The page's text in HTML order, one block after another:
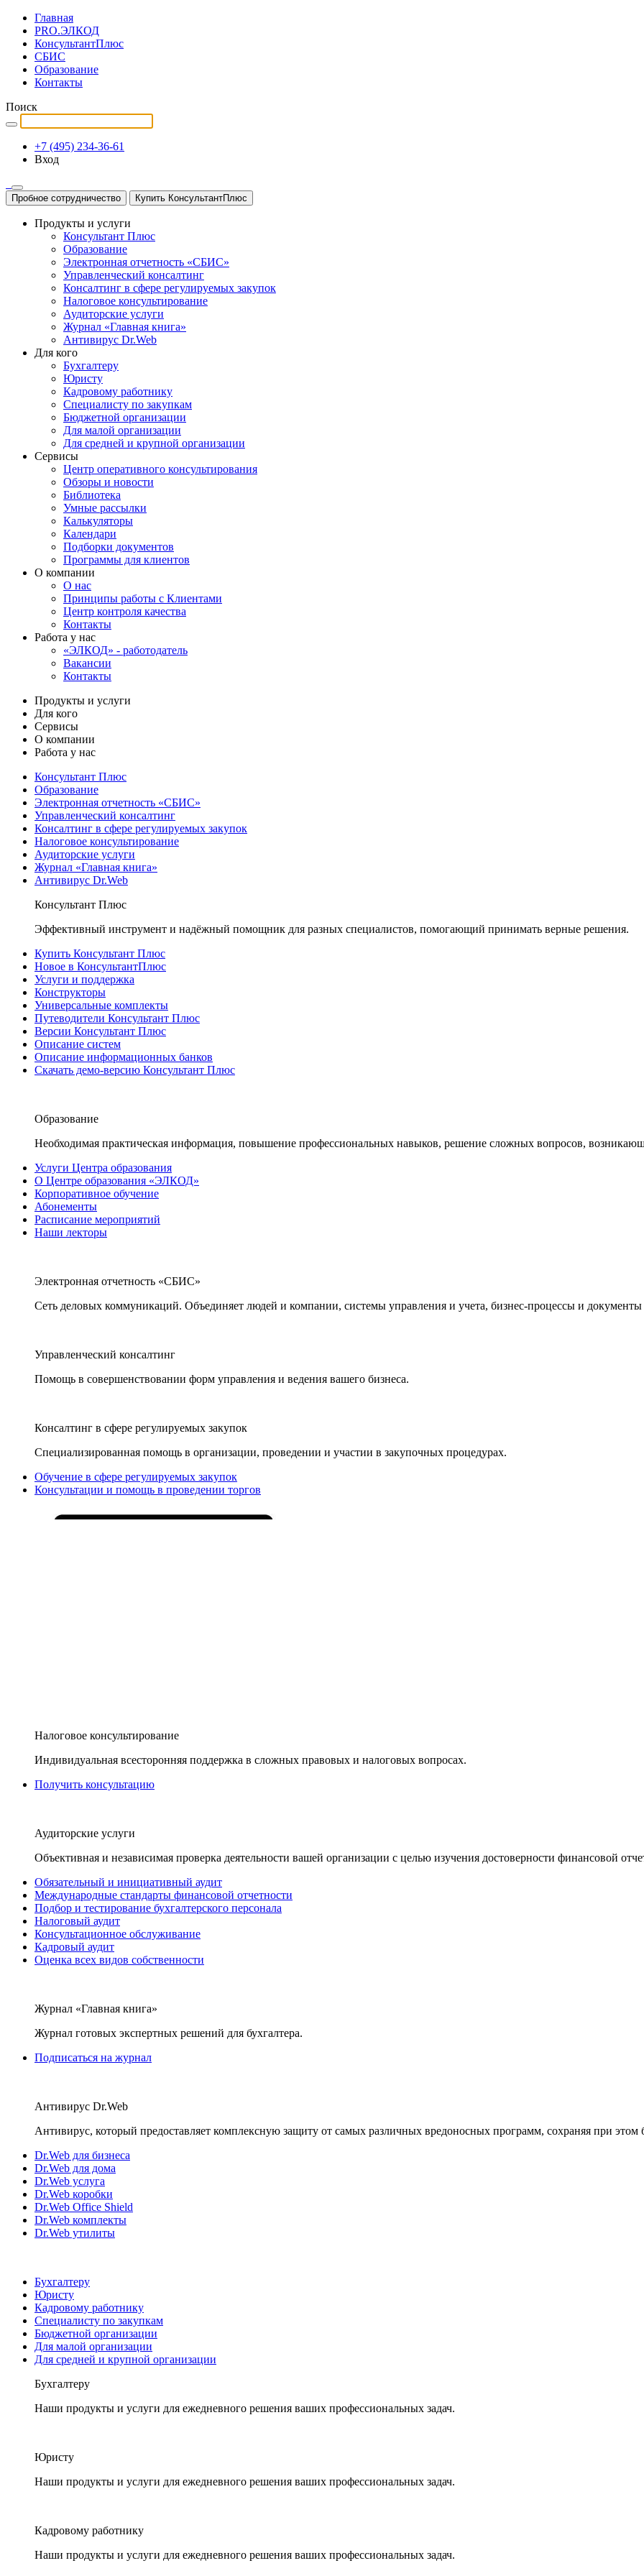
Главная
PRO.ЭЛКОД
КонсультантПлюс
СБИС
Образование
Контакты
Поиск
+7 (495) 234-36-61
Вход
Пробное сотрудничество Купить КонсультантПлюс
Продукты и услуги
Консультант Плюс
Образование
Электронная отчетность «СБИС»
Управленческий консалтинг
Консалтинг в сфере регулируемых закупок
Налоговое консультирование
Аудиторские услуги
Журнал «Главная книга»
Антивирус Dr.Web
Для кого
Бухгалтеру
Юристу
Кадровому работнику
Специалисту по закупкам
Бюджетной организации
Для малой организации
Для средней и крупной организации
Сервисы
Центр оперативного консультирования
Обзоры и новости
Библиотека
Умные рассылки
Калькуляторы
Календари
Подборки документов
Программы для клиентов
О компании
О нас
Принципы работы с Клиентами
Центр контроля качества
Контакты
Работа у нас
«ЭЛКОД» - работодатель
Вакансии
Контакты
Продукты и услуги
Для кого
Сервисы
О компании
Работа у нас
Консультант Плюс
Образование
Электронная отчетность «СБИС»
Управленческий консалтинг
Консалтинг в сфере регулируемых закупок
Налоговое консультирование
Аудиторские услуги
Журнал «Главная книга»
Антивирус Dr.Web
Консультант Плюс
Эффективный инструмент и надёжный помощник для разных специалистов, помогающий принимать верные решения.
Купить Консультант Плюс
Новое в КонсультантПлюс
Услуги и поддержка
Конструкторы
Универсальные комплекты
Путеводители Консультант Плюс
Версии Консультант Плюс
Описание систем
Описание информационных банков
Скачать демо-версию Консультант Плюс
Образование
Необходимая практическая информация, повышение профессиональных навыков, решение сложных вопросов,
Услуги Центра образования
О Центре образования «ЭЛКОД»
Корпоративное обучение
Абонементы
Расписание мероприятий
Наши лекторы
Электронная отчетность «СБИС»
Сеть деловых коммуникаций. Объединяет людей и компании, системы управления и учета, бизнес-процессы и документы
Управленческий консалтинг
Помощь в совершенствовании форм управления и ведения вашего бизнеса.
Консалтинг в сфере регулируемых закупок
Специализированная помощь в организации, проведении и участии в закупочных процедурах.
Обучение в сфере регулируемых закупок
Консультации и помощь в проведении торгов
Налоговое консультирование
Индивидуальная всесторонняя поддержка в сложных правовых и налоговых вопросах.
Получить консультацию
Аудиторские услуги
Объективная и независимая проверка деятельности вашей организации с целью изучения достоверности финансовой
Обязательный и инициативный аудит
Международные стандарты финансовой отчетности
Подбор и тестирование бухгалтерского персонала
Налоговый аудит
Консультационное обслуживание
Кадровый аудит
Оценка всех видов собственности
Журнал «Главная книга»
Журнал готовых экспертных решений для бухгалтера.
Подписаться на журнал
Антивирус Dr.Web
Антивирус, который предоставляет комплексную защиту от самых различных вредоносных программ, сохраняя при этом
Dr.Web для бизнеса
Dr.Web для дома
Dr.Web услуга
Dr.Web коробки
Dr.Web Office Shield
Dr.Web комплекты
Dr.Web утилиты
Бухгалтеру
Юристу
Кадровому работнику
Специалисту по закупкам
Бюджетной организации
Для малой организации
Для средней и крупной организации
Бухгалтеру
Наши продукты и услуги для ежедневного решения ваших профессиональных задач.
Юристу
Наши продукты и услуги для ежедневного решения ваших профессиональных задач.
Кадровому работнику
Наши продукты и услуги для ежедневного решения ваших профессиональных задач.